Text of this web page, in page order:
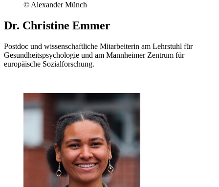
© Alexander Münch
Dr. Christine Emmer
Postdoc und wissenschaftliche Mitarbeiterin am Lehrstuhl für
Gesundheitspsychologie und am Mannheimer Zentrum für
europäische Sozialforschung.